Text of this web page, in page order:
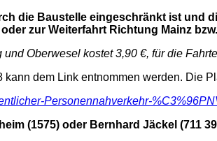
die Baustelle eingeschränkt ist und
zur Weiterfahrt Richtung Mainz
Oberwesel kostet 3,90 €, für die
dem Link entnommen werden. Die
Personennahverkehr-
(1575) oder Bernhard Jäckel (711